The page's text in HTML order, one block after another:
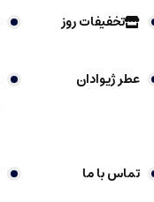
تخفیفات روز
عطر ژیوادان
تماس با ما